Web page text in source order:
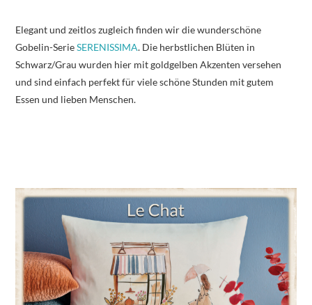
Elegant und zeitlos zugleich finden wir die wunderschöne
Gobelin-SerieSERENISSIMA. Die herbstlichen Blüten in
Schwarz/Grau wurden hier mit goldgelben Akzenten versehen
und sind einfach perfekt für viele schöne Stunden mit gutem
Essen und lieben Menschen.